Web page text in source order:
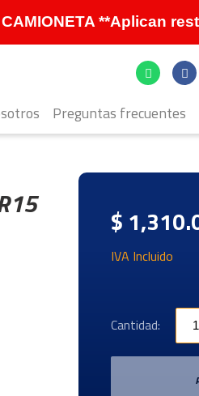
CAMIONETA **Aplican
Preguntas frecuentes
$
IVA Incluido
Cantidad: